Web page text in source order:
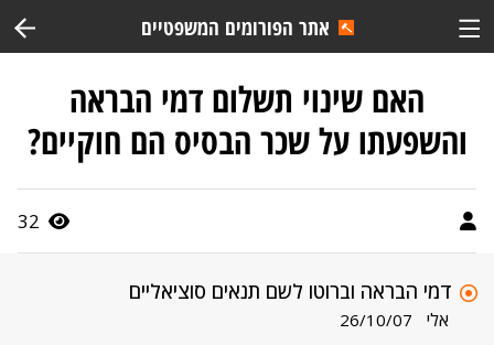
אתר הפורומים המשפטיים
האם שינוי תשלום דמי הבראה
והשפעתו על שכר הבסיס הם חוקיים?
32
דמי הבראה וברוטו לשם תנאים סוציאליים
אלי 26/10/07